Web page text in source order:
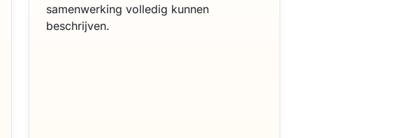
samenwerking volledig kunnen
beschrijven.